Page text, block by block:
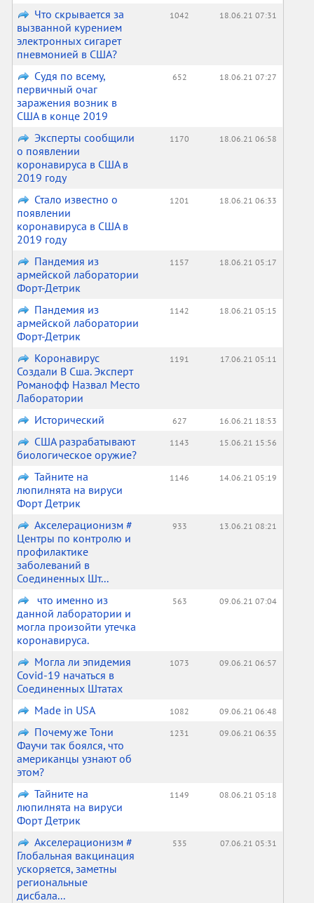
Что скрывается за
вызванной курением
электронных сигарет
пневмонией в США?
1042 18.06.21 07:31
Судя по всему,
первичный очаг
заражения возник в
США в конце 2019
652 18.06.21 07:27
Эксперты сообщили
о появлении
коронавируса в США в
2019 году
1170 18.06.21 06:58
Стало известно о
появлении
коронавируса в США в
2019 году
1201 18.06.21 06:33
Пандемия из
армейской лаборатории
Форт-Детрик
1157 18.06.21 05:17
Пандемия из
армейской лаборатории
Форт-Детрик
1142 18.06.21 05:15
Коронавирус
Создали В Сша. Эксперт
Романофф Назвал Место
Лаборатории
1191 17.06.21 05:11
Исторический 627 16.06.21 18:53
США разрабатывают
биологическое оружие?
1143 15.06.21 15:56
Тайните на
люпилнята на вируси
Форт Детрик
1146 14.06.21 05:19
Акселерационизм #
Центры по контролю и
профилактике
заболеваний в
Соединенных Шт...
933 13.06.21 08:21
что именно из
данной лаборатории и
могла произойти утечка
коронавируса.
563 09.06.21 07:04
Могла ли эпидемия
Covid-19 начаться в
Соединенных Штатах
1073 09.06.21 06:57
Made in USA 1082 09.06.21 06:48
Почему же Тони
Фаучи так боялся, что
американцы узнают об
этом?
1231 09.06.21 06:35
Тайните на
люпилнята на вируси
Форт Детрик
1149 08.06.21 05:18
Акселерационизм #
Глобальная вакцинация
ускоряется, заметны
региональные
дисбала...
535 07.06.21 05:31